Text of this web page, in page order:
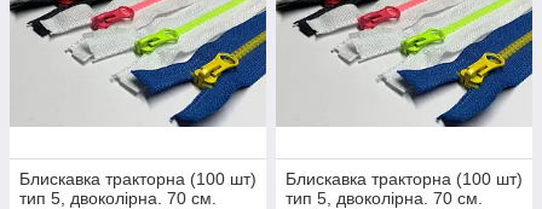
Блискавка тракторна (100 шт)
тип 5, двоколірна. 70 см.
Блискавка тракторна (100 шт)
тип 5, двоколірна. 70 см.